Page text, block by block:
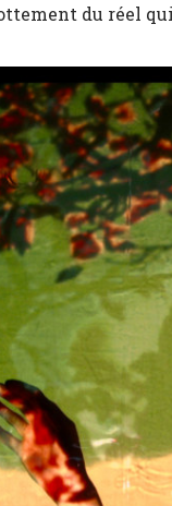
du réel